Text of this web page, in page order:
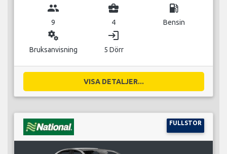
group
9
business_center
4
local_gas_station
Bensin
miscellaneous_services
Bruksanvisning
login
5 Dörr
VISA DETALJER...
FULLSTOR